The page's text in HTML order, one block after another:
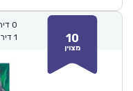
10
מצוין
0
1